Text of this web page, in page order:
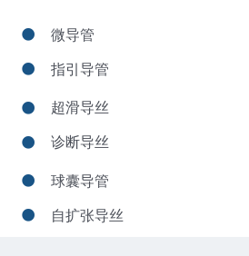
微导管
指引导管
超滑导丝
诊断导丝
球囊导管
自扩张导丝